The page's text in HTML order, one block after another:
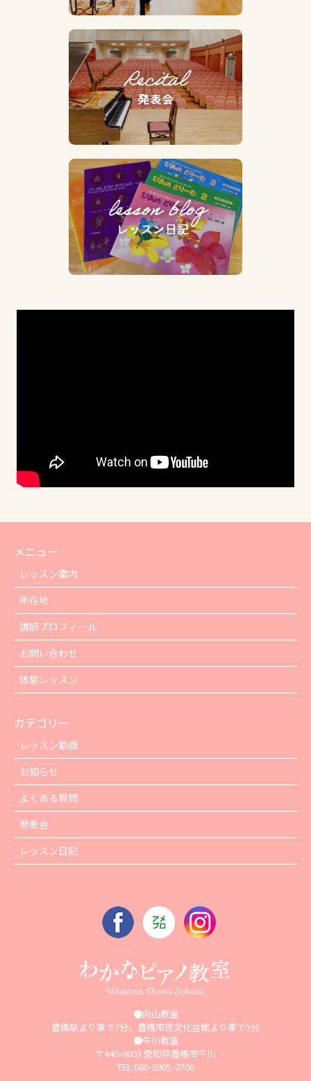
メニュー
レッスン案内
所在地
講師プロフィール
お問い合わせ
体験レッスン
カテゴリー
レッスン動画
お知らせ
よくある質問
発表会
レッスン日記
●向山教室
豊橋駅より車で7分、豊橋市民文化会館より車で3分
●牛川教室
〒440-0003 愛知県豊橋市牛川
TEL 080-6905-0700